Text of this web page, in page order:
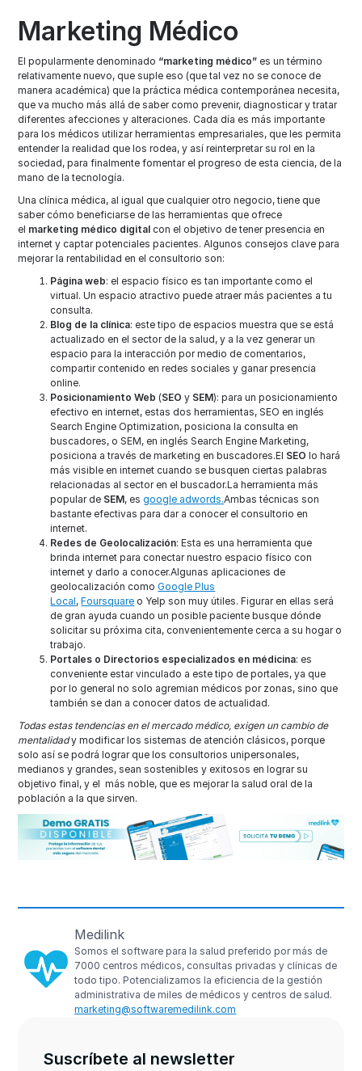
Marketing Médico
El popularmente denominado “marketing médico” es un término
relativamente nuevo, que suple eso (que tal vez no se conoce de
manera académica) que la práctica médica contemporánea necesita,
que va mucho más allá de saber como prevenir, diagnosticar y tratar
diferentes afecciones y alteraciones. Cada día es más importante
para los médicos utilizar herramientas empresariales, que les permita
entender la realidad que los rodea, y así reinterpretar su rol en la
sociedad, para finalmente fomentar el progreso de esta ciencia, de la
mano de la tecnología.
Una clínica médica, al igual que cualquier otro negocio, tiene que
saber cómo beneficiarse de las herramientas que ofrece
el marketing médico digital con el objetivo de tener presencia en
internet y captar potenciales pacientes. Algunos consejos clave para
mejorar la rentabilidad en el consultorio son:
Página web: el espacio físico es tan importante como el
virtual. Un espacio atractivo puede atraer más pacientes a tu
consulta.
Blog de la clínica: este tipo de espacios muestra que se está
actualizado en el sector de la salud, y a la vez generar un
espacio para la interacción por medio de comentarios,
compartir contenido en redes sociales y ganar presencia
online.
Posicionamiento Web (SEO y SEM): para un posicionamiento
efectivo en internet, estas dos herramientas, SEO en inglés
Search Engine Optimization, posiciona la consulta en
buscadores, o SEM, en inglés Search Engine Marketing,
posiciona a través de marketing en buscadores.El SEO lo hará
más visible en internet cuando se busquen ciertas palabras
relacionadas al sector en el buscador.La herramienta más
popular de SEM, esgoogle adwords.Ambas técnicas son
bastante efectivas para dar a conocer el consultorio en
internet.
Redes de Geolocalización: Esta es una herramienta que
brinda internet para conectar nuestro espacio físico con
internet y darlo a conocer.Algunas aplicaciones de
geolocalización comoGoogle Plus
Local,Foursquare o Yelp son muy útiles. Figurar en ellas será
de gran ayuda cuando un posible paciente busque dónde
solicitar su próxima cita, convenientemente cerca a su hogar o
trabajo.
Portales o Directorios especializados en médicina: es
conveniente estar vinculado a este tipo de portales, ya que
por lo general no solo agremian médicos por zonas, sino que
también se dan a conocer datos de actualidad.
Todas estas tendencias en el mercado médico, exigen un cambio de
mentalidady modificar los sistemas de atención clásicos, porque
solo así se podrá lograr que los consultorios unipersonales,
medianos y grandes, sean sostenibles y exitosos en lograr su
objetivo final, y el más noble, que es mejorar la salud oral de la
población a la que sirven.
Medilink
Somos el software para la salud preferido por más de
7000 centros médicos, consultas privadas y clínicas de
todo tipo. Potencializamos la eficiencia de la gestión
administrativa de miles de médicos y centros de salud.
marketing@softwaremedilink.com
Suscríbete al newsletter